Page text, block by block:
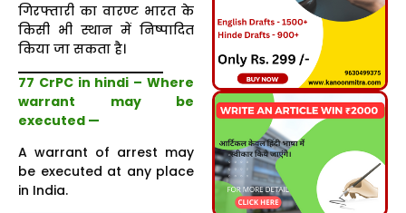
गिरफ्तारी का वारण्ट भारत के
किसी भी स्थान में निष्पादित
किया जा सकता है।
77 CrPC in hindi – Where
warrant may be
executed —
A warrant of arrest may
be executed at any place
in India.